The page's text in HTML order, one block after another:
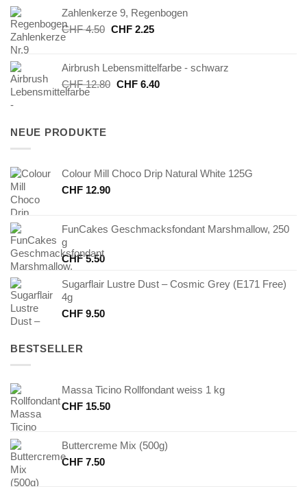
CHF 2.90CHF 1.00.
Zahlenkerze 9, Regenbogen
CHF4.50 Ursprünglicher
CHF 4.50
CHF2.25Aktueller
CHF 2.25.
Airbrush Lebensmittelfarbe - schwarz
CHF12.80 Ursprünglicher
CHF6.40Aktueller
NEUE PRODUKTE
Colour Mill Choco Drip Natural White 125G
CHF 12.90
FunCakes Geschmacksfondant Marshmallow, 250
g
CHF5.50
Sugarflair Lustre Dust – Cosmic Grey (E171 Free)
4g
CHF 9.50
BESTSELLER
Massa Ticino Rollfondant weiss 1 kg
CHF 15.50
Buttercreme Mix (500g)
CHF 7.50